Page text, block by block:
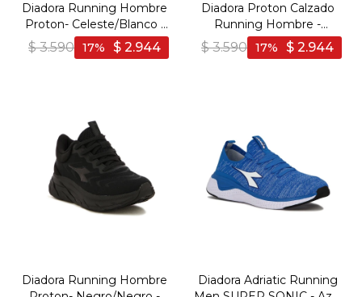
Diadora Running Hombre
Proton- Celeste/Blanco -
Celeste-Blanco
$ 3.590 $ 2.944
17
Diadora Proton Calzado
Running Hombre -
Negro/Gris - Negro-Gris
$ 3.590 $ 2.944
17
Diadora Running Hombre
Diadora Adriatic Running